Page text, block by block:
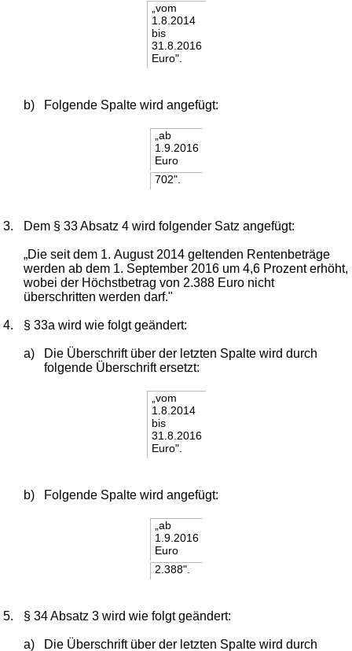
„vom
1.8.2014
bis
31.8.2016
Euro".
b) Folgende Spalte wird angefügt:
„ab
1.9.2016
Euro
702".
3. Dem § 33 Absatz 4 wird folgender Satz angefügt:
„Die seit dem 1. August 2014 geltenden Rentenbeträge
werden ab dem 1. September 2016 um 4,6 Prozent erhöht,
wobei der Höchstbetrag von 2.388 Euro nicht
überschritten werden darf."
4. § 33a wird wie folgt geändert:
a)
Die Überschrift über der letzten Spalte wird durch
folgende Überschrift ersetzt:
„vom
1.8.2014
bis
31.8.2016
Euro".
b) Folgende Spalte wird angefügt:
„ab
1.9.2016
Euro
2.388".
5. § 34 Absatz 3 wird wie folgt geändert:
a)
Die Überschrift über der letzten Spalte wird durch